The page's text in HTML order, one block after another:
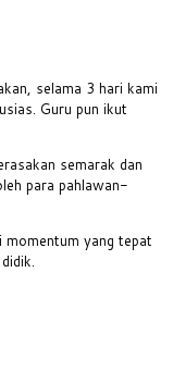
selama 3 hari kami
Guru pun ikut
semarak dan
para pahlawan-
momentum yang tepat